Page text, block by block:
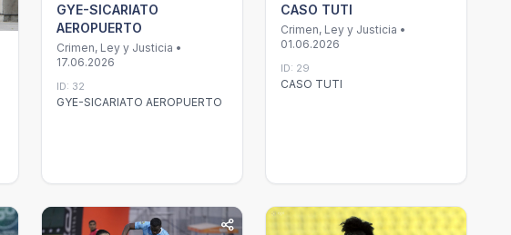
GYE-SICARIATO
AEROPUERTO
Crimen, Ley y Justicia •
17.06.2026
ID: 32
GYE-SICARIATO AEROPUERTO
CASO TUTI
Crimen, Ley y Justicia •
01.06.2026
ID: 29
CASO TUTI